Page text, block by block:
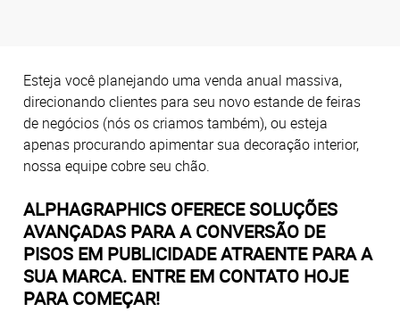
Esteja você planejando uma venda anual massiva,
direcionando clientes para seu novo estande de feiras
de negócios (nós os criamos também), ou esteja
apenas procurando apimentar sua decoração interior,
nossa equipe cobre seu chão.
ALPHAGRAPHICS OFERECE SOLUÇÕES
AVANÇADAS PARA A CONVERSÃO DE
PISOS EM PUBLICIDADE ATRAENTE PARA A
SUA MARCA. ENTRE EM CONTATO HOJE
PARA COMEÇAR!